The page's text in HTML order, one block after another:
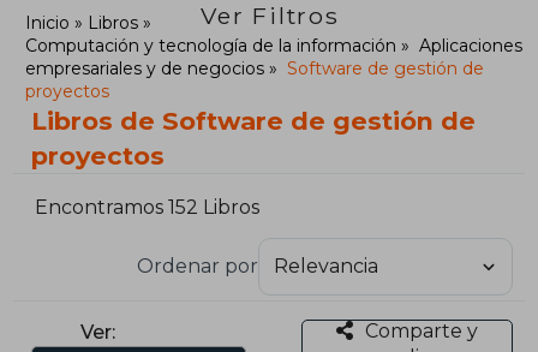
Ver Filtros
Inicio
Libros
Computación y tecnología de la información
Aplicaciones
empresariales y de negocios
Software de gestión de
proyectos
Libros de Software de gestión de
proyectos
Encontramos 152 Libros
Ordenar por
Ver:
Comparte y